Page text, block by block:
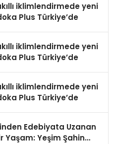
iklimlendirmede yeni
Plus Türkiye’de
iklimlendirmede yeni
Plus Türkiye’de
iklimlendirmede yeni
Plus Türkiye’de
Edebiyata Uzanan
Yaşam: Yeşim Şahin